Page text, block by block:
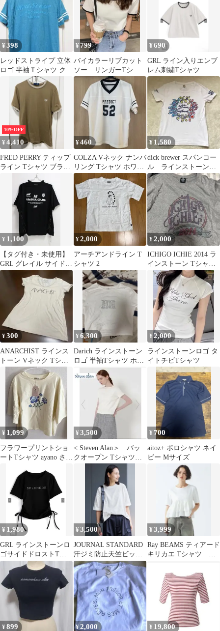
¥398
レッドストライプ 立体
ロゴ 半袖Ｔシャツ クル
ーネック L 水色 綿 お
出かけ
¥799
バイカラーリブカット
ソー リンガーTシャ
ツ
¥690
GRL ライン入りエンブ
レム刺繍Tシャツ
10%OFF
¥4,410
FRED PERRY ティップ
ライン Tシャツ ブラウ
ン レディース
¥460
COLZA Vネック ナンバ
リング Tシャツ ホワイ
ト
¥ 1,580
dick brewer スパンコー
ル ラインストーン t
シャツ
¥ 1,100
【タグ付き・未使用】
GRL グレイル サイドレ
ース配色ラインロゴプ
リントT pm547 半袖T
シャツ サイズフリー ブ
ラック系 8-N204/1/NP
¥2,000
アーチアンドライン T
シャツ 2
¥2,000
ICHIGO ICHIE 2014 ラ
インストーン Tシャツ
グレー
¥300
ANARCHIST ラインス
トーン Vネック Tシャ
¥6,300
Darich ラインストーン
ロゴ 半袖Tシャツ ホワ
¥2,000
ラインストーンロゴ タ
イトチビTシャツ
¥ 1,099
フラワープリントショ
ートTシャツ ayano さん
¥ 3,500
< Steven Alan＞ バッ
クオープン Tシャツ
¥ 700
aitoz+ ポロシャツ ネイ
ビー Mサイズ
¥ 1,980
GRL ラインストーンロ
ゴサイドドロストTシ
ャツ ブラック
［pm876］
¥3,500
JOURNAL STANDARD
汗ジミ防止天竺ビッグ
T ホワイト
¥3,999
Ray BEAMS ティアード
キリカエ Tシャツ ホ
¥899 ¥2,000 ¥ 19,800